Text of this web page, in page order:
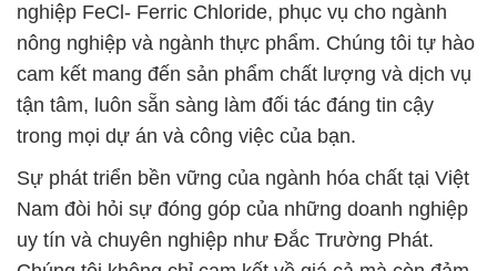
nghiệp FeCl- Ferric Chloride, phục vụ cho ngành
nông nghiệp và ngành thực phẩm. Chúng tôi tự hào
cam kết mang đến sản phẩm chất lượng và dịch vụ
tận tâm, luôn sẵn sàng làm đối tác đáng tin cậy
trong mọi dự án và công việc của bạn.
Sự phát triển bền vững của ngành hóa chất tại Việt
Nam đòi hỏi sự đóng góp của những doanh nghiệp
uy tín và chuyên nghiệp như Đắc Trường Phát.